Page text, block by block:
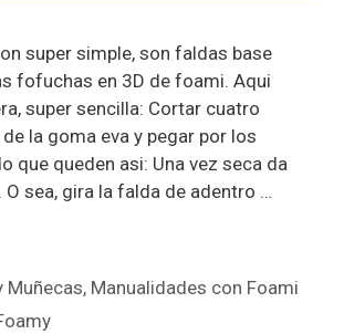
super simple, son faldas base
fofuchas en 3D de foami. Aqui
super sencilla: Cortar cuatro
la goma eva y pegar por los
que queden asi: Una vez seca da
sea, gira la falda de adentro …
Muñecas, Manualidades con Foami